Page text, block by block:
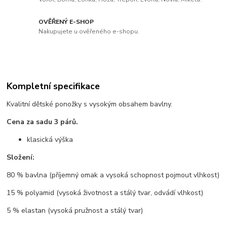
OVĚŘENÝ E-SHOP
Nakupujete u ověřeného e-shopu.
Kompletní specifikace
Kvalitní dětské ponožky s vysokým obsahem bavlny.
Cena za sadu 3 párů.
klasická výška
Složení:
80 % bavlna (příjemný omak a vysoká schopnost pojmout vlhkost)
15 % polyamid (vysoká životnost a stálý tvar, odvádí vlhkost)
5 % elastan (vysoká pružnost a stálý tvar)